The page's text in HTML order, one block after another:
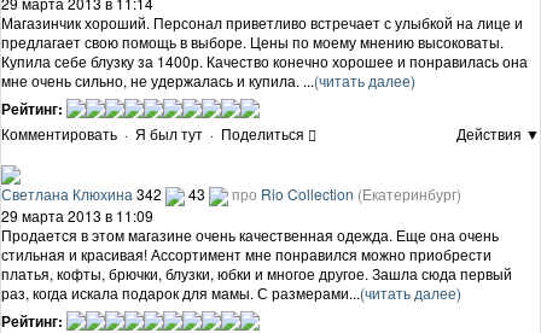
Магазинчик хороший. Персонал приветливо встречает с улыбкой на лице и
предлагает свою помощь в выборе. Цены по моему мнению высоковаты.
Купила себе блузку за 1400р. Качество конечно хорошее и понравилась она
мне очень сильно, не удержалась и купила. ...(читать далее)
Рейтинг:
Комментировать · Я был тут · Поделиться Действия ▼
Светлана Клюхина 342 43 про Rio Collection (Екатеринбург)
29 марта 2013 в 11:09
Продается в этом магазине очень качественная одежда. Еще она очень
стильная и красивая! Ассортимент мне понравился можно приобрести
платья, кофты, брючки, блузки, юбки и многое другое. Зашла сюда первый
раз, когда искала подарок для мамы. С размерами...(читать далее)
Рейтинг: